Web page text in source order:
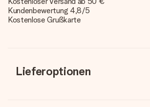
Kundenbewertung 4,8/5
Kostenlose Grußkarte
Lieferoptionen